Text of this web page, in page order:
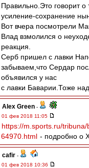
Правильно.Это говорит
усиление-сохранение
Вот вчера посмотрели
Влад взмолился о
реакция.
Серб пришел с лавки
забываем,что Сердар
объявился у нас
с лавки Баварии.Тоже
Alex Green -
01 фев 2018 11:05
https://m.sports.ru/tribuna/
64970.html - подробно о
cafir -
01 фев 2018 10:36